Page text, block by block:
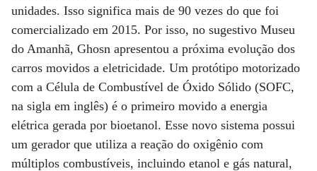
unidades. Isso significa mais de 90 vezes do que foi
comercializado em 2015. Por isso, no sugestivo Museu
do Amanhã, Ghosn apresentou a próxima evolução dos
carros movidos a eletricidade. Um protótipo motorizado
com a Célula de Combustível de Óxido Sólido (SOFC,
na sigla em inglês) é o primeiro movido a energia
elétrica gerada por bioetanol. Esse novo sistema possui
um gerador que utiliza a reação do oxigênio com
múltiplos combustíveis, incluindo etanol e gás natural,